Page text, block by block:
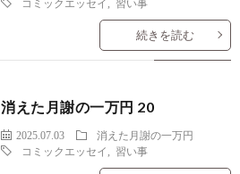
コミックエッセイ 習い事
続きを読む
消えた月謝の一万円 20
2025.07.03
消えた月謝の一万円
コミックエッセイ
習い事